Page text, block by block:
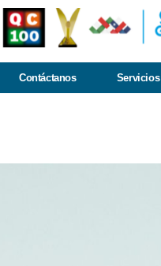
Contáctanos Servicios